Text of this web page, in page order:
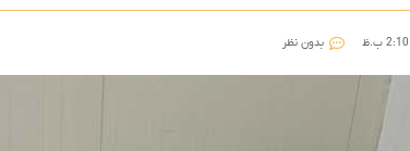
2:10 ب.ظ بدون نظر